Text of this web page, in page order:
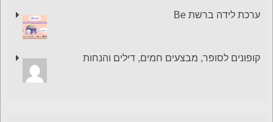
ערכת לידה ברשת Be
קופונים לסופר, מבצעים חמים, דילים והנחות